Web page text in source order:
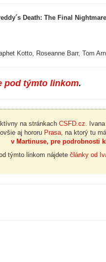
Death: The Final
Kotto, Roseanne Barr, Tom
pod týmto linkom.
na stránkach CSFD.cz.
aj hororu Prasa, na ktorý tu
v Martinuse, pre podrobnosti
týmto linkom nájdete články od